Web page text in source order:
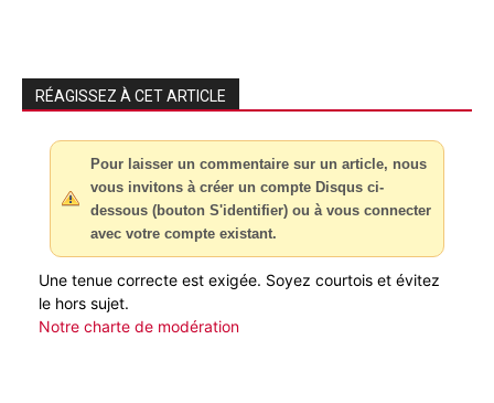
RÉAGISSEZ À CET ARTICLE
Pour laisser un commentaire sur un article, nous
vous invitons à créer un compte Disqus ci-
dessous (bouton S'identifier) ou à vous connecter
avec votre compte existant.
Une tenue correcte est exigée. Soyez courtois et évitez
le hors sujet.
Notre charte de modération